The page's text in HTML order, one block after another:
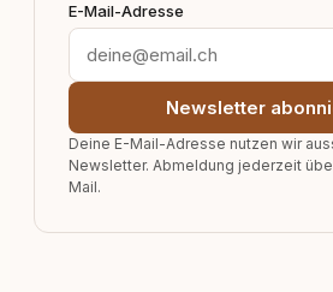
E-Mail-Adresse
Newsletter
Deine E-Mail-Adresse nutzen wir
Newsletter. Abmeldung jederzeit
Mail.